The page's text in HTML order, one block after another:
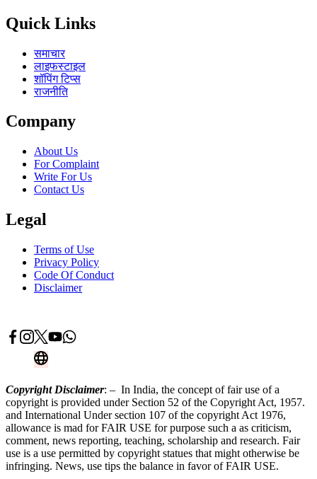
Quick Links
समाचार
लाइफस्टाइल
शॉपिंग टिप्स
राजनीति
Company
About Us
For Complaint
Write For Us
Contact Us
Legal
Terms of Use
Privacy Policy
Code Of Conduct
Disclaimer
Copyright Disclaimer: – In India, the concept of fair use of a
copyright is provided under Section 52 of the Copyright Act, 1957.
and International Under section 107 of the copyright Act 1976,
allowance is mad for FAIR USE for purpose such a as criticism,
comment, news reporting, teaching, scholarship and research. Fair
use is a use permitted by copyright statues that might otherwise be
infringing. News, use tips the balance in favor of FAIR USE.